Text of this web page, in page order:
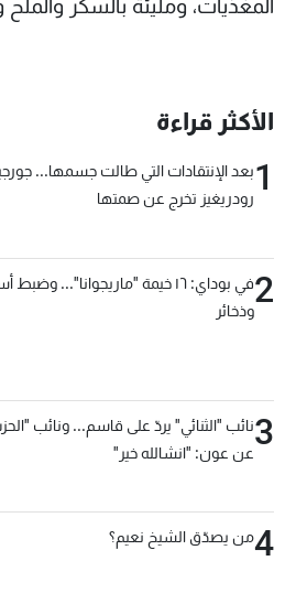
المغذيات، ومليئة بالسكر
الأكثر قراءة
1بعد الإنتقادات التي طالت جسمها...
رودريغيز تخرج عن صمتها
2
في بوداي: ١٦ خيمة "ماريجوانا"...
وذخائر
3نائب "الثنائي" يردّ على قاسم... ونائب
عن عون: "انشالله خير"
4من يصدّق الشيخ نعيم؟